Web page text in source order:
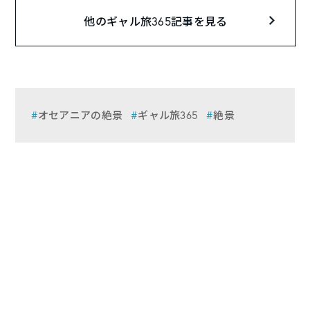
他のギャル旅365記事を見る
オセアニアの絶景 ギャル旅365 絶景